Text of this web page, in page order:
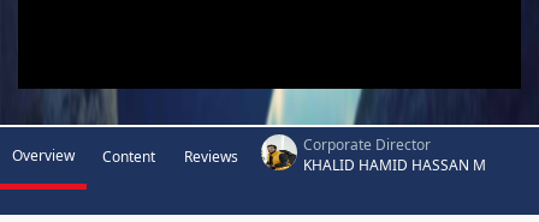
Overview Content Reviews
Corporate Director
KHALID HAMID HASSAN M